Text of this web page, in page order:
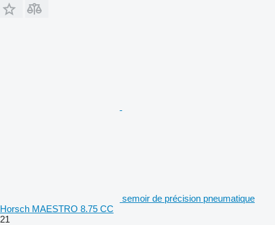
semoir de précision pneumatique
Horsch MAESTRO 8.75 CC
21